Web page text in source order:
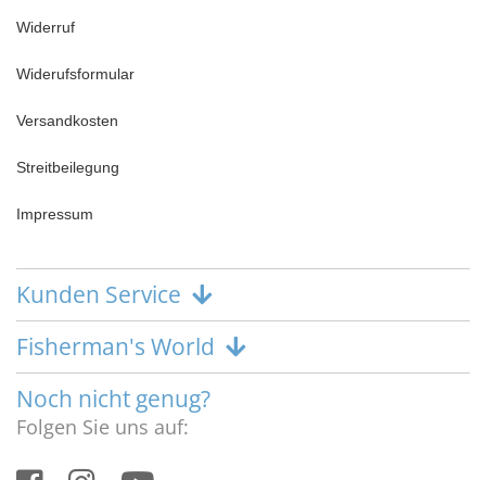
Widerruf
Widerufsformular
Versandkosten
Streitbeilegung
Impressum
Kunden Service
Fisherman's World
Noch nicht genug?
Folgen Sie uns auf: